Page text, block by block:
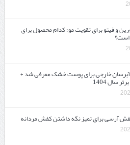
و فیتو برای تقویت مو: کدام محصول برای
آبرسان خارجی برای پوست خشک معرفی شد +
سال 1404
آرسی برای تمیز نگه داشتن کفش مردانه